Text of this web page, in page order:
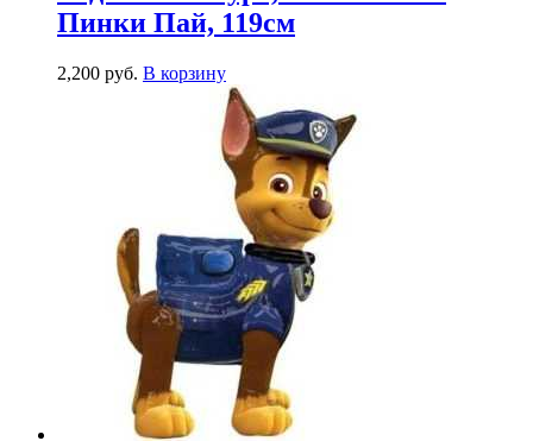
Пинки Пай, 119см
2,200 руб. В корзину